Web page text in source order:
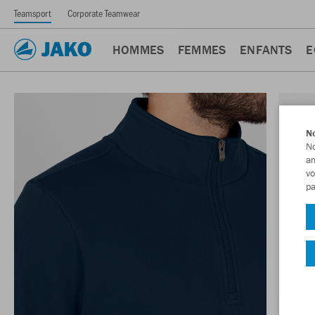
Teamsport Corporate Teamwear
HOMMES FEMMES ENFANTS